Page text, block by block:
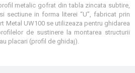
metalic gofrat din tabla zincata subtire,
sectiune in forma literei “U”, fabricat prin
Metal UW100 se utilizeaza pentru ghidarea
de sustinere la montarea structurii
placari (profil de ghidaj).